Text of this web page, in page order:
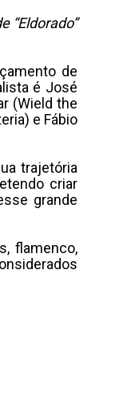
“Eldorado”
de
é José
(Wield the
e Fábio
trajetória
criar
grande
flamenco,